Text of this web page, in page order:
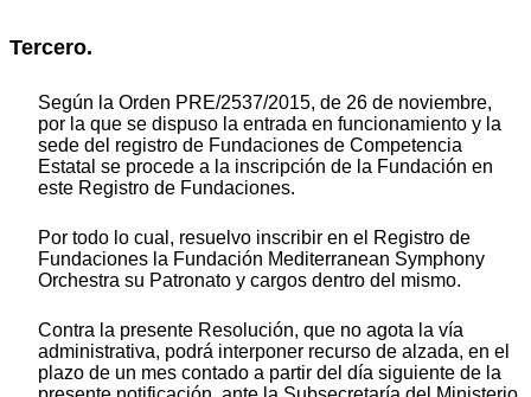
Tercero.
Según la Orden PRE/2537/2015, de 26 de noviembre,
por la que se dispuso la entrada en funcionamiento y la
sede del registro de Fundaciones de Competencia
Estatal se procede a la inscripción de la Fundación en
este Registro de Fundaciones.
Por todo lo cual, resuelvo inscribir en el Registro de
Fundaciones la Fundación Mediterranean Symphony
Orchestra su Patronato y cargos dentro del mismo.
Contra la presente Resolución, que no agota la vía
administrativa, podrá interponer recurso de alzada, en el
plazo de un mes contado a partir del día siguiente de la